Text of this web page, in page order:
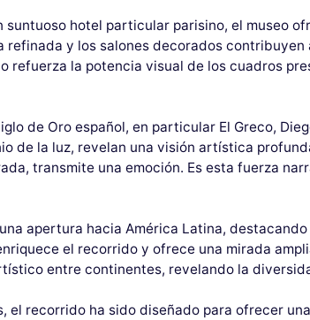
hotel particular parisino, el museo
y los salones decorados
la potencia visual de los cuadros
de Oro español, en particular El Greco,
de la luz, revelan una visión artística
transmite una emoción. Es esta fuerza
apertura hacia América Latina,
el recorrido y ofrece una mirada
entre continentes, revelando la
el recorrido ha sido diseñado para ofrecer